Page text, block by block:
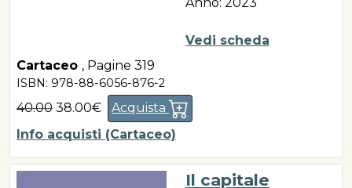
Vedi scheda
Cartaceo , Pagine 319
ISBN: 978-88-6056-876-2
40.00 38.00€
Acquista
Info acquisti (Cartaceo)
Il capitale